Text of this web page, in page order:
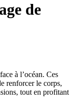
de
à l’océan. Ces
renforcer le corps,
tout en profitant